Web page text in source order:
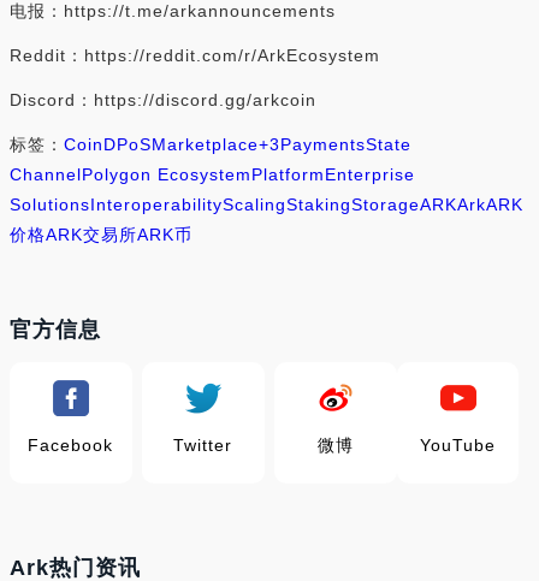
电报：https://t.me/arkannouncements
Reddit：https://reddit.com/r/ArkEcosystem
Discord：https://discord.gg/arkcoin
标签： CoinDPoSMarketplace+3PaymentsState
ChannelPolygon EcosystemPlatformEnterprise
SolutionsInteroperabilityScalingStakingStorageARKArkARK
价格ARK交易所ARK币
官方信息
Facebook Twitter 微博 YouTube
Ark热门资讯